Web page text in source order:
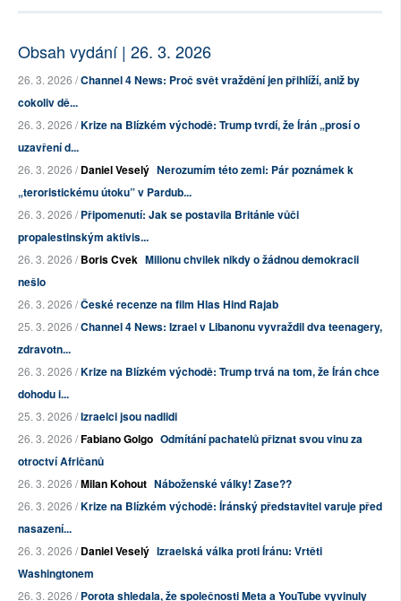
Obsah vydání | 26. 3. 2026
26. 3. 2026 /Channel 4 News: Proč svět vraždění jen přihlíží, aniž by
cokoliv dě...
26. 3. 2026 /Krize na Blízkém východě: Trump tvrdí, že Írán „prosí o
uzavření d...
26. 3. 2026 /Daniel Veselý Nerozumím této zemi: Pár poznámek k
„teroristickému útoku” v Pardub...
26. 3. 2026 /Připomenutí: Jak se postavila Británie vůči
propalestinským aktivis...
26. 3. 2026 /Boris Cvek Milionu chvilek nikdy o žádnou demokracii
nešlo
26. 3. 2026 /České recenze na film Hlas Hind Rajab
25. 3. 2026 /Channel 4 News: Izrael v Libanonu vyvraždil dva teenagery,
zdravotn...
26. 3. 2026 /Krize na Blízkém východě: Trump trvá na tom, že Írán chce
dohodu i...
25. 3. 2026 /Izraelci jsou nadlidi
26. 3. 2026 /Fabiano Golgo Odmítání pachatelů přiznat svou vinu za
otroctví Afričanů
26. 3. 2026 /Milan Kohout Náboženské války! Zase??
26. 3. 2026 /Krize na Blízkém východě: Íránský představitel varuje před
nasazení...
26. 3. 2026 /Daniel Veselý Izraelská válka proti Íránu: Vrtěti
Washingtonem
26. 3. 2026 /Porota shledala, že společnosti Meta a YouTube vyvinuly